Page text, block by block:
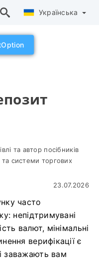
Українська
та автор посібників
системи торгових
23.07.2026
часто
непідтримувані
валют, мінімальні
верифікації є
заважають вам